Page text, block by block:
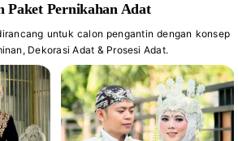
Paket Pernikahan Adat
untuk calon pengantin dengan konsep
Dekorasi Adat & Prosesi Adat.